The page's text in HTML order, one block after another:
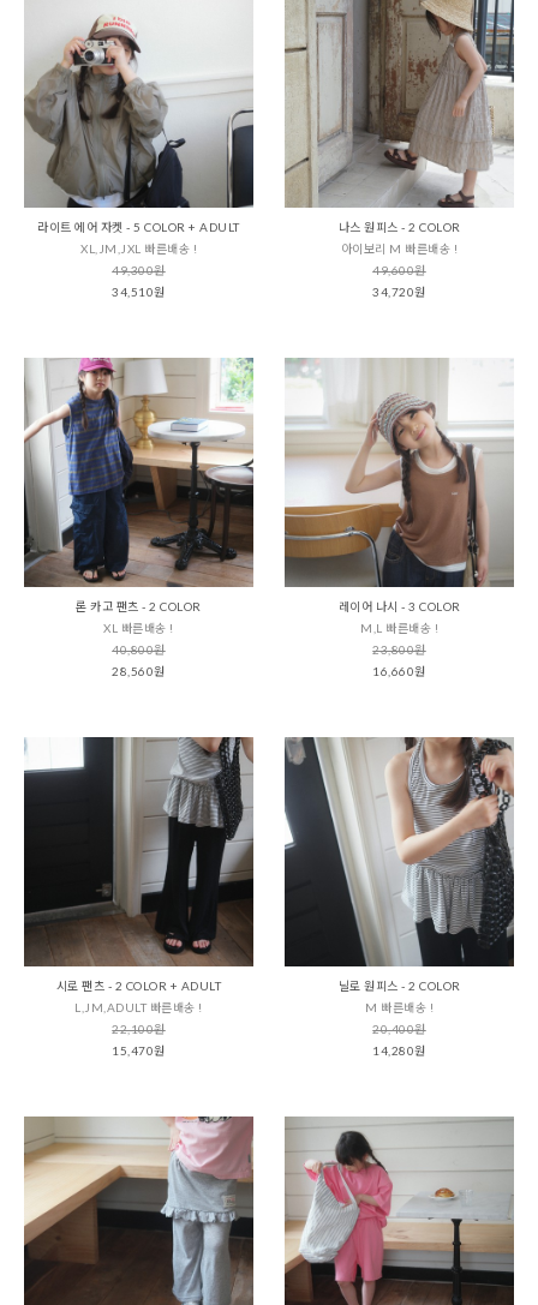
라이트 에어 자켓 - 5 COLOR + ADULT
XL,JM,JXL 빠른배송 !
49,300원
34,510원
나스 원피스 - 2 COLOR
아이보리 M 빠른배송 !
49,600원
34,720원
론 카고 팬츠 - 2 COLOR
XL 빠른배송 !
40,800원
28,560원
레이어 나시 - 3 COLOR
M,L 빠른배송 !
23,800원
16,660원
시로 팬츠 - 2 COLOR + ADULT
L,JM,ADULT 빠른배송 !
22,100원
15,470원
닐로 원피스 - 2 COLOR
M 빠른배송 !
20,400원
14,280원